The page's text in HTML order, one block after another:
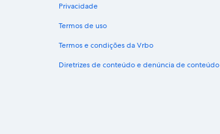
Privacidade
Termos de uso
Termos e condições da Vrbo
Diretrizes de conteúdo e denúncia de conteúdo